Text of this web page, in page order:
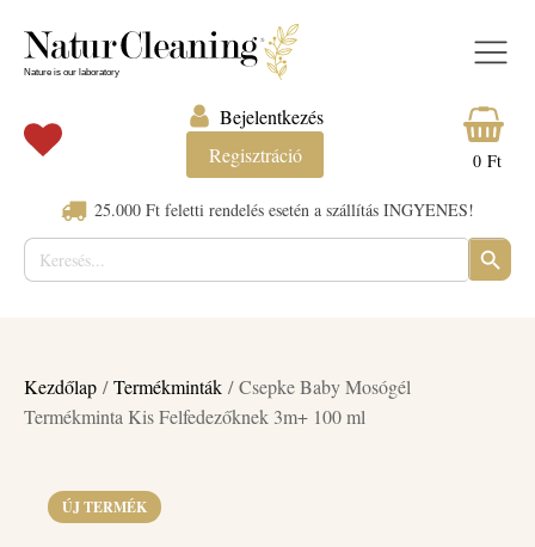
25.000 Ft feletti rendelés esetén a szállítás INGYENES!
Keresés:
SEARCH
BUTTON
Bejelentkezés
Regisztráció
0 Ft
Kezdőlap /Termékminták / Csepke Baby Mosógél
Termékminta Kis Felfedezőknek 3m+ 100 ml
ÚJ TERMÉK